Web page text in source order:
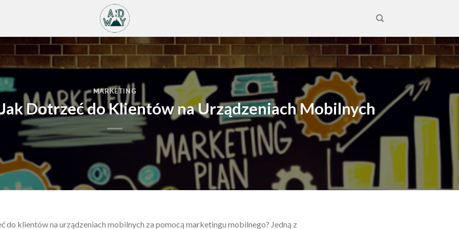
MARKETING
Dotrzeć do Klientów na Urządzeniach Mobilnych
klientów na urządzeniach mobilnych za pomocą marketingu mobilnego? Jedną z